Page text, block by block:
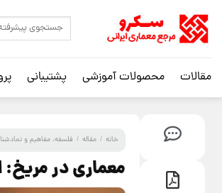
مقالات محصولات آموزشی پشتیبانی
خانه / مقاله / فلسفه، مفاهیم و
معماری در مریخ: